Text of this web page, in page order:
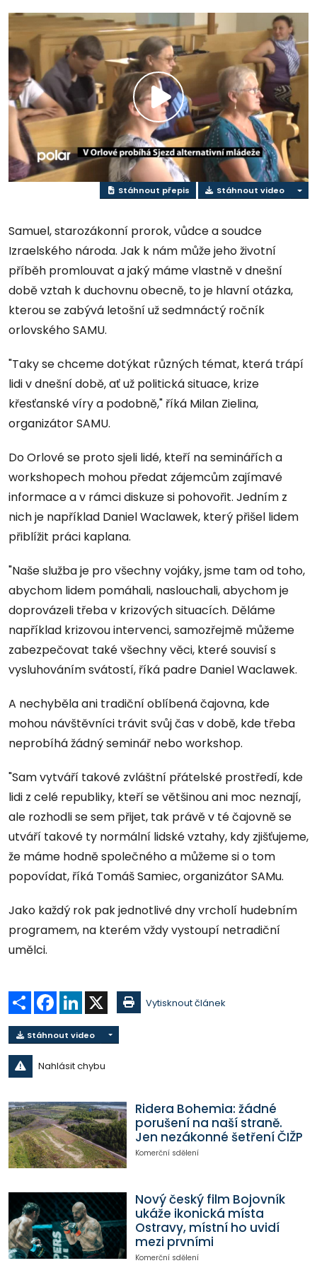
Přehrát
video
Stáhnout přepis Stáhnout video
Samuel, starozákonní prorok, vůdce a soudce
Izraelského národa. Jak k nám může jeho životní
příběh promlouvat a jaký máme vlastně v dnešní
době vztah k duchovnu obecně, to je hlavní otázka,
kterou se zabývá letošní už sedmnáctý ročník
orlovského SAMU.
"Taky se chceme dotýkat různých témat, která trápí
lidi v dnešní době, ať už politická situace, krize
křesťanské víry a podobně," říká Milan Zielina,
organizátor SAMU.
Do Orlové se proto sjeli lidé, kteří na seminářích a
workshopech mohou předat zájemcům zajímavé
informace a v rámci diskuze si pohovořit. Jedním z
nich je například Daniel Waclawek, který přišel lidem
přiblížit práci kaplana.
"Naše služba je pro všechny vojáky, jsme tam od toho,
abychom lidem pomáhali, naslouchali, abychom je
doprovázeli třeba v krizových situacích. Děláme
například krizovou intervenci, samozřejmě můžeme
zabezpečovat také všechny věci, které souvisí s
vysluhováním svátostí, říká padre Daniel Waclawek.
A nechyběla ani tradiční oblíbená čajovna, kde
mohou návštěvníci trávit svůj čas v době, kde třeba
neprobíhá žádný seminář nebo workshop.
"Sam vytváří takové zvláštní přátelské prostředí, kde
lidi z celé republiky, kteří se většinou ani moc neznají,
ale rozhodli se sem přijet, tak právě v té čajovně se
utváří takové ty normální lidské vztahy, kdy zjišťujeme,
že máme hodně společného a můžeme si o tom
popovídat, říká Tomáš Samiec, organizátor SAMu.
Jako každý rok pak jednotlivé dny vrcholí hudebním
programem, na kterém vždy vystoupí netradiční
umělci.
Sdílet Facebook
LinkedIn Vytisknout článek
Stáhnout video
Nahlásit chybu
Ridera Bohemia: žádné
porušení na naší straně.
Jen nezákonné šetření ČIŽP
Komerční sdělení
Nový český film Bojovník
ukáže ikonická místa
Ostravy, místní ho uvidí
mezi prvními
Komerční sdělení